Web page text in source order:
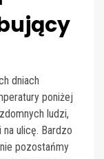
dniach
poniżej
ludzi,
ulicę. Bardzo
pozostańmy